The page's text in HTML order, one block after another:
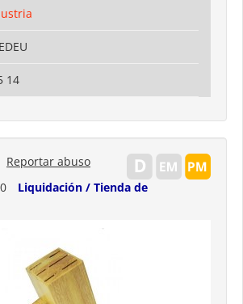
14
Liquidación / Tienda de
Reportar abuso